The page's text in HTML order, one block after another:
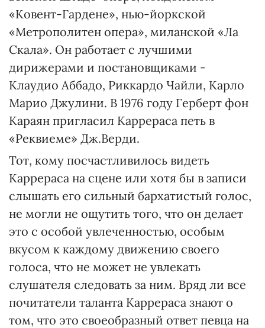
«Ковент-Гардене», нью-йоркской
«Метрополитен опера», миланской «Ла
Скала». Он работает с лучшими
дирижерами и постановщиками -
Клаудио Аббадо, Риккардо Чайли, Карло
Марио Джулини. В 1976 году Герберт фон
Караян пригласил Каррераса петь в
«Реквиеме» Дж.Верди.
Тот, кому посчастливилось видеть
Каррераса на сцене или хотя бы в записи
слышать его сильный бархатистый голос,
не могли не ощутить того, что он делает
это с особой увлеченностью, особым
вкусом к каждому движению своего
голоса, что не может не увлекать
слушателя следовать за ним. Вряд ли все
почитатели таланта Каррераса знают о
том, что это своеобразный ответ певца на